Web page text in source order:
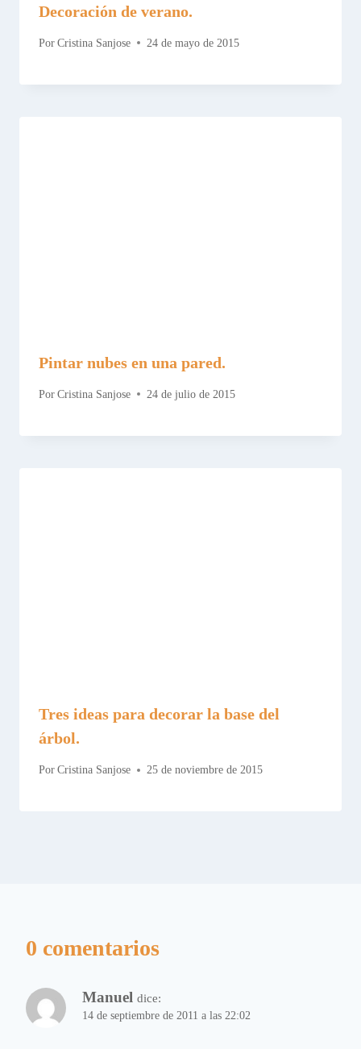
Decoración de verano.
Por Cristina Sanjose 24 de mayo de 2015
Pintar nubes en una pared.
Por Cristina Sanjose 24 de julio de 2015
Tres ideas para decorar la base del
árbol.
Por Cristina Sanjose 25 de noviembre de 2015
0 comentarios
Manuel dice:
14 de septiembre de 2011 a las 22:02